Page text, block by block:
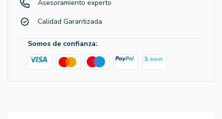
Asesoramiento experto
Calidad Garantizada
Somos de confianza: